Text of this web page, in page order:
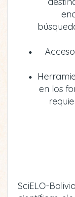
en los
SciELO-